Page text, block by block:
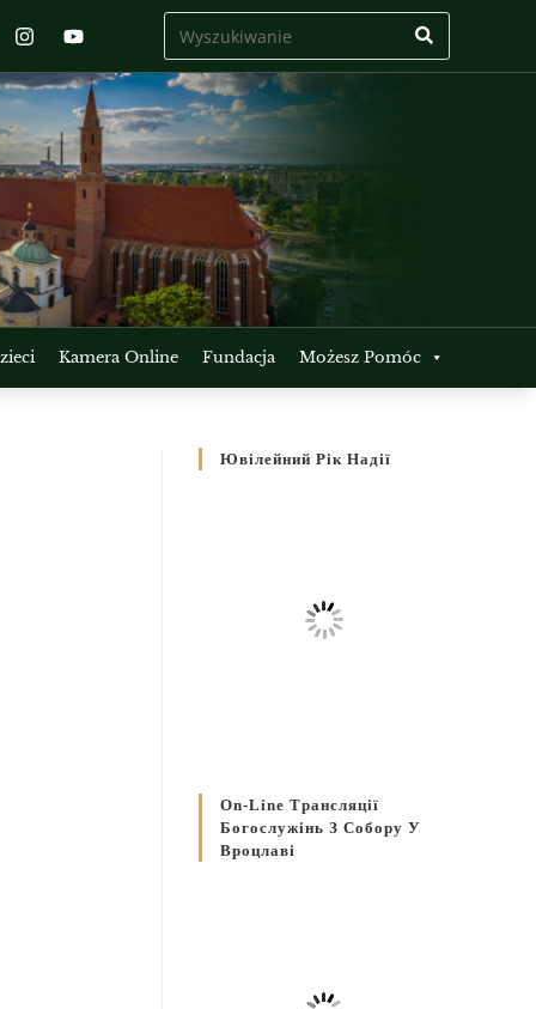
Kamera Online Fundacja Możesz Pomóc
Ювілейний Рік Надії
On-Line Трансляції
Богослужінь З Собору У
Вроцлаві